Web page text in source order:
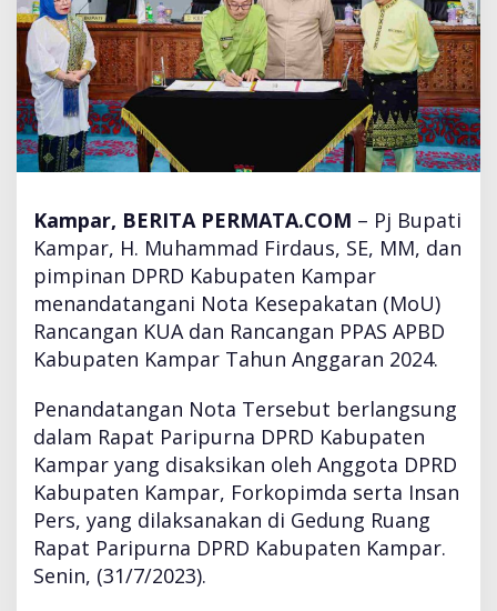
n
D
P
R
D
a
m
a
r
T
a
n
d
a
t
n
g
a
n
N
o
t
a
Kampar, BERITA PERMATA.COM – Pj Bupati
Kampar, H. Muhammad Firdaus, SE, MM, dan
pimpinan DPRD Kabupaten Kampar
menandatangani Nota Kesepakatan (MoU)
Rancangan KUA dan Rancangan PPAS APBD
Kabupaten Kampar Tahun Anggaran 2024.
Penandatangan Nota Tersebut berlangsung
dalam Rapat Paripurna DPRD Kabupaten
Kampar yang disaksikan oleh Anggota DPRD
Kabupaten Kampar, Forkopimda serta Insan
Pers, yang dilaksanakan di Gedung Ruang
Rapat Paripurna DPRD Kabupaten Kampar.
Senin, (31/7/2023).